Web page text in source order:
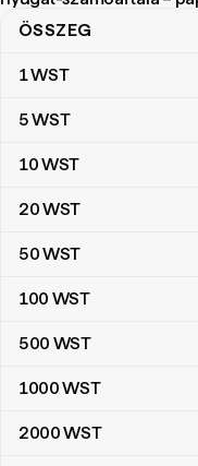
nyugat-szamoai tala –
ÖSSZEG
1WST
5WST
10WST
20WST
50WST
100 WST
500 WST
1000WST
2000WST